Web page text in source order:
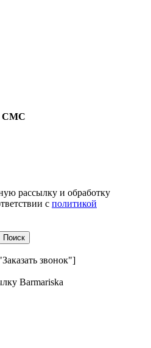
СМС
рассылку и обработку
с политикой
Поиск
звонок"]